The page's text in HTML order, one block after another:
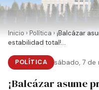
Inicio › Política › ¡Balcázar
estabilidad total!...
POLÍTICA sábado, 7
¡Balcázar asume